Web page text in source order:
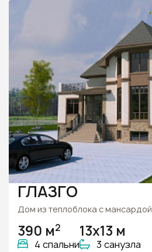
ГЛАЗГО
Дом из теплоблока с мансардой
390 м2
4 спальни
13х13 м
3 санузла